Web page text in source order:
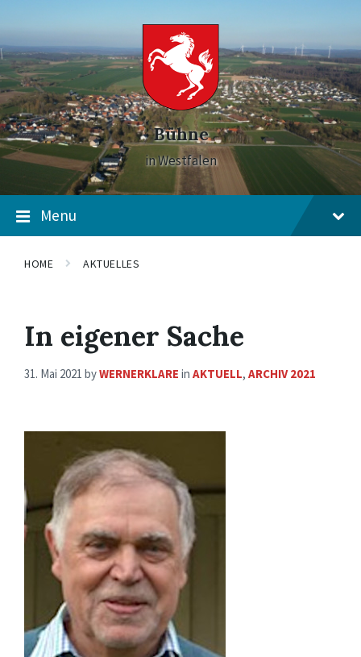
navigation
Bühne
in Westfalen
Menu
HOME AKTUELLES
In eigener Sache
31. Mai 2021 byWERNERKLARE in AKTUELL, ARCHIV 2021